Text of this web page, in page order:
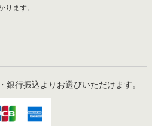
ます。
銀行振込よりお選びいただけます。